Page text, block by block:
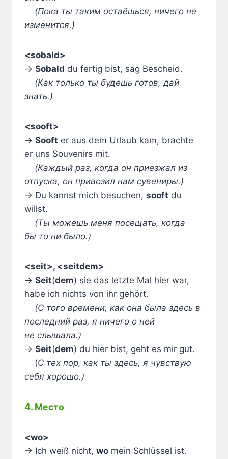
(Пока ты таким остаёшься, ничего не
изменится.)
<sobald>
→ Sobald du fertig bist, sag Bescheid.
(Как только ты будешь готов, дай
знать.)
<sooft>
→ Sooft er aus dem Urlaub kam, brachte
er uns Souvenirs mit.
(Каждый раз, когда он приезжал из
отпуска, он привозил нам сувениры.)
→ Du kannst mich besuchen, sooft du
willst.
(Ты можешь меня посещать, когда
бы то ни было.)
<seit>, <seitdem>
→ Seit(dem) sie das letzte Mal hier war,
habe ich nichts von ihr gehört.
(С того времени, как она была здесь в
последний раз, я ничего о ней
не слышала.)
→ Seit(dem) du hier bist, geht es mir gut.
(С тех пор, как ты здесь, я чувствую
себя хорошо.)
4. Место
<wo>
→ Ich weiß nicht, wo mein Schlüssel ist.